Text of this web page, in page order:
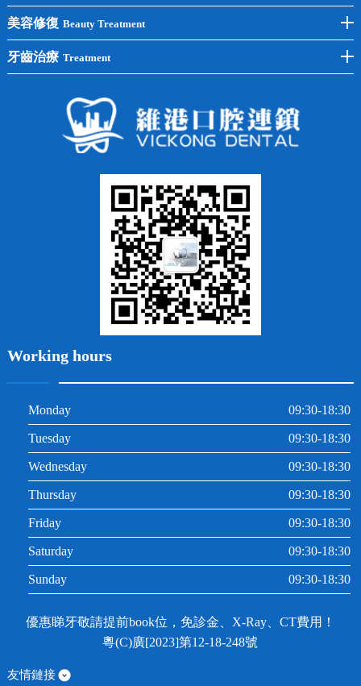
單顆種植
半口種植
全口種植
洗牙
四環素牙
常見問題
牙齒矯正
兒童矯正
牙列不齊
美容修復 Beauty Treatment
全瓷牙
牙齒治療 Treatment
Working hours
Monday 09:30-18:30
Tuesday 09:30-18:30
Wednesday 09:30-18:30
Thursday 09:30-18:30
Friday 09:30-18:30
Saturday 09:30-18:30
Sunday 09:30-18:30
優惠睇牙敬請提前book位，免診金、X-Ray、CT費用！
粵(C)廣[2023]第12-18-248號
友情鏈接